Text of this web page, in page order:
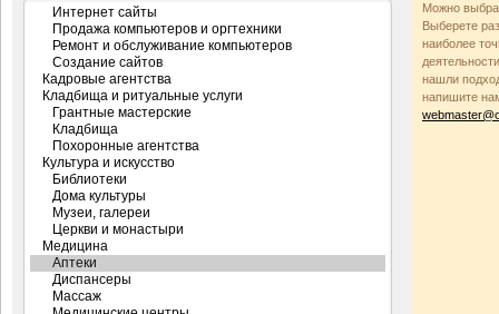
Можно
Выберете
наиболее
нашли
напишите